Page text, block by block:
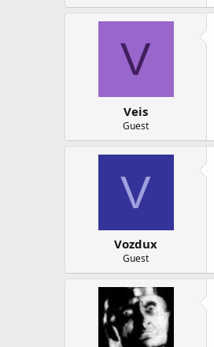
V
Veis
Guest
V
Vozdux
Guest